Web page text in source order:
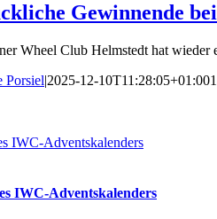
Gewinnende
Wheel Club Helmstedt hat
Porsiel|2025-12-10T11:28:05+01:00
IWC-Adventskalenders
IWC-Adventskalenders